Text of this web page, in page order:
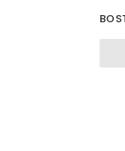
out
of